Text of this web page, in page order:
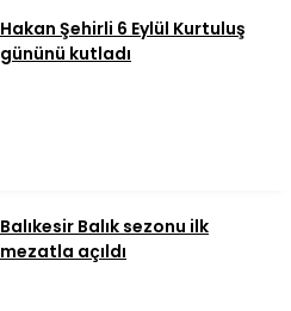
Hakan Şehirli 6 Eylül Kurtuluş
gününü kutladı
Balıkesir Balık sezonu ilk
mezatla açıldı